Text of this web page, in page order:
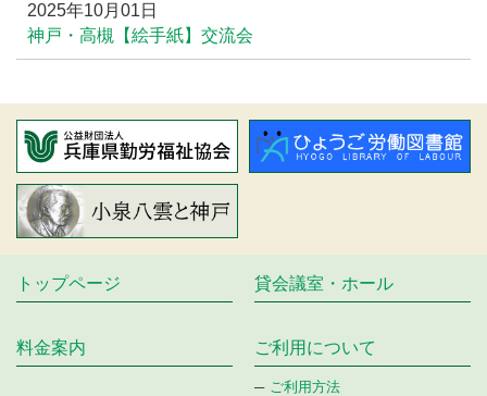
2025年10月01日
神戸・高槻【絵手紙】交流会
トップページ 貸会議室・ホール
料金案内 ご利⽤について
ご利用方法